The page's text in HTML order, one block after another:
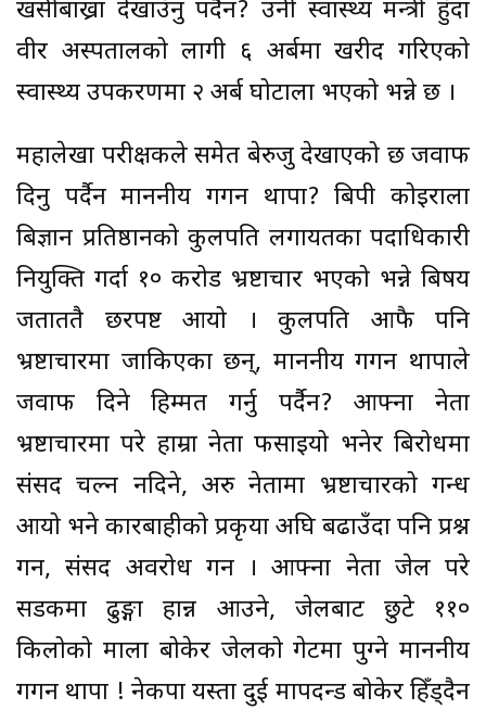
खसीबाख्रा देखाउँनु पर्दैन? उनी स्वास्थ्य मन्त्री हुँदा
वीर अस्पतालको लागी ६ अर्बमा खरीद गरिएको
स्वास्थ्य उपकरणमा २ अर्ब घोटाला भएको भन्ने छ ।
महालेखा परीक्षकले समेत बेरुजु देखाएको छ जवाफ
दिनु पर्दैन माननीय गगन थापा? बिपी कोइराला
बिज्ञान प्रतिष्ठानको कुलपति लगायतका पदाधिकारी
नियुक्ति गर्दा १० करोड भ्रष्टाचार भएको भन्ने बिषय
जताततै छरपष्ट आयो । कुलपति आफै पनि
भ्रष्टाचारमा जाकिएका छन्, माननीय गगन थापाले
जवाफ दिने हिम्मत गर्नु पर्दैन? आफ्ना नेता
भ्रष्टाचारमा परे हाम्रा नेता फसाइयो भनेर बिरोधमा
संसद चल्न नदिने, अरु नेतामा भ्रष्टाचारको गन्ध
आयो भने कारबाहीको प्रकृया अघि बढाउँदा पनि प्रश्न
गर्ने, संसद अवरोध गर्ने । आफ्ना नेता जेल परे
सडकमा ढुङ्गा हान्न आउने, जेलबाट छुटे ११०
किलोको माला बोकेर जेलको गेटमा पुग्ने माननीय
गगन थापा ! नेकपा यस्ता दुई मापदन्ड बोकेर हिँड्दैन